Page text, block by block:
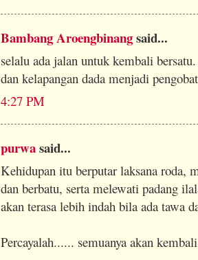
Bambang Aroengbinangsaid...
selalu ada jalan untuk kembali
dan kelapangan dada menjadi
4:27 PM
purwasaid...
Kehidupan itu berputar laksana roda,
dan berbatu, serta melewati padang
akan terasa lebih indah bila ada tawa
Percayalah...... semuanya akan